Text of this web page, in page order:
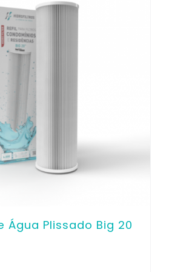
Contato
Água Plissado Big 20